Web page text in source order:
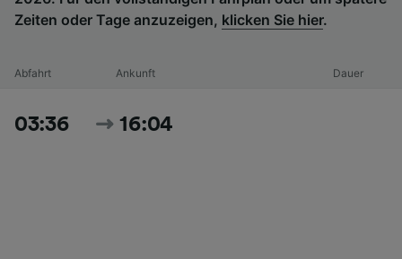
Zeiten oder Tage anzuzeigen, klicken Sie hier.
Abfahrt Ankunft Dauer
03:36 16:04